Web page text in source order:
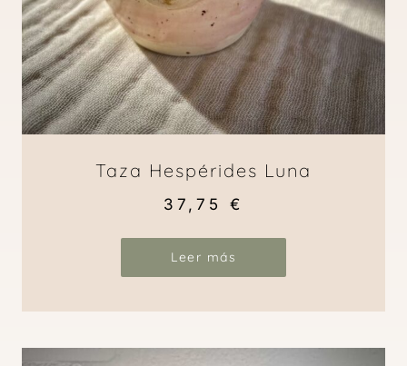
Taza Hespérides Luna
37,75 €
Leer más